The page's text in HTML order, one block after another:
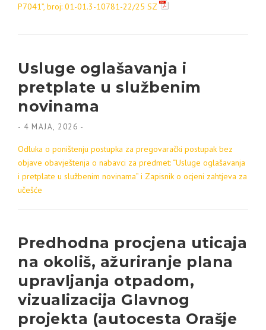
P7041”, broj: 01-01.3-10781-22/25 SZ
Usluge oglašavanja i
pretplate u službenim
novinama
- 4 MAJA, 2026 -
Odluka o poništenju postupka za pregovarački postupak bez
objave obavještenja o nabavci za predmet: “Usluge oglašavanja
i pretplate u službenim novinama” i Zapisnik o ocjeni zahtjeva za
učešće
Predhodna procjena uticaja
na okoliš, ažuriranje plana
upravljanja otpadom,
vizualizacija Glavnog
projekta (autocesta Orašje